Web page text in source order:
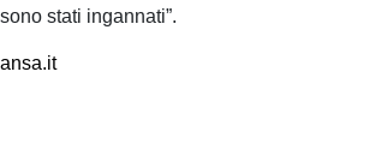
sono stati ingannati”.
ansa.it